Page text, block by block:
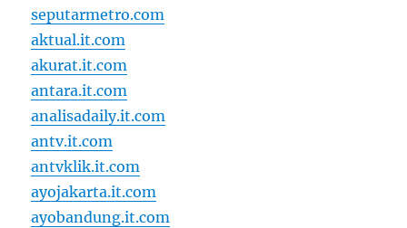
seputarmetro.com
aktual.it.com
akurat.it.com
antara.it.com
analisadaily.it.com
antv.it.com
antvklik.it.com
ayojakarta.it.com
ayobandung.it.com